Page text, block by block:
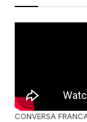
CONVERSA